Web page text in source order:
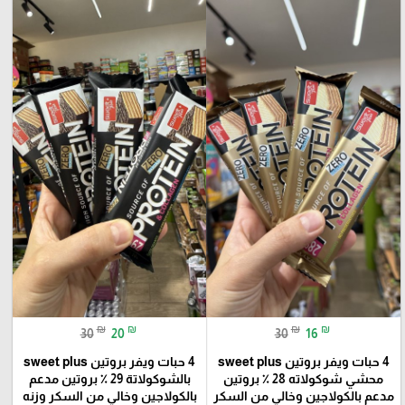
30 ₪ 16 ₪
4 حبات ويفر بروتين sweet plus
محشي شوكولاته 28 ٪؜ بروتين
مدعم بالكولاجين وخالي من السكر
30 ₪ 20 ₪
4 حبات ويفر بروتين sweet plus
بالشوكولاتة 29 ٪؜ بروتين مدعم
بالكولاجين وخالي من السكر وزنه